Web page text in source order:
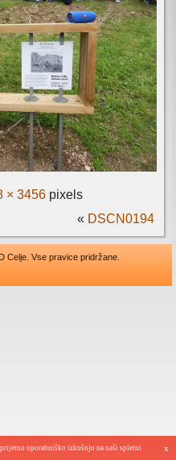
× 3456pixels
« DSCN0194
Celje. Vse pravice pridržane.
uporabniško izkušnjo na naši spletni x